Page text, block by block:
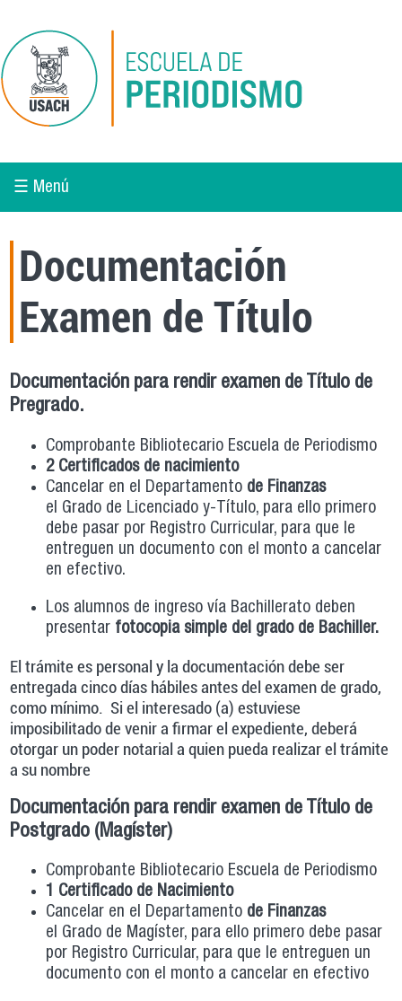
☰ Menú
Documentación
Examen de Título
Documentación para rendir examen de Título de
Pregrado.
Comprobante Bibliotecario Escuela de Periodismo
2 Certificados de nacimiento
Cancelar en el Departamento de Finanzas​
el Grado de Licenciado y-Título, para ello primero
debe pasar por Registro Curricular, para que le
entreguen un documento con el monto a cancelar
en efectivo. ​
Los alumnos de ingreso vía Bachillerato deben
presentar fotocopia simple del grado de Bachiller.
El trámite es personal y la documentación debe ser
entregada cinco días hábiles antes del examen de grado,
como mínimo. Si el interesado (a) estuviese
imposibilitado de venir a firmar el expediente, deberá
otorgar un poder notarial a quien pueda realizar el trámite
a su nombre
Documentación para rendir examen de Título de
Postgrado (Magíster)
Comprobante Bibliotecario Escuela de Periodismo
1 Certificado de Nacimiento
Cancelar en el Departamento de Finanzas​
el Grado de Magíster, para ello primero debe pasar
por Registro Curricular, para que le entreguen un
documento con el monto a cancelar​ en efectivo